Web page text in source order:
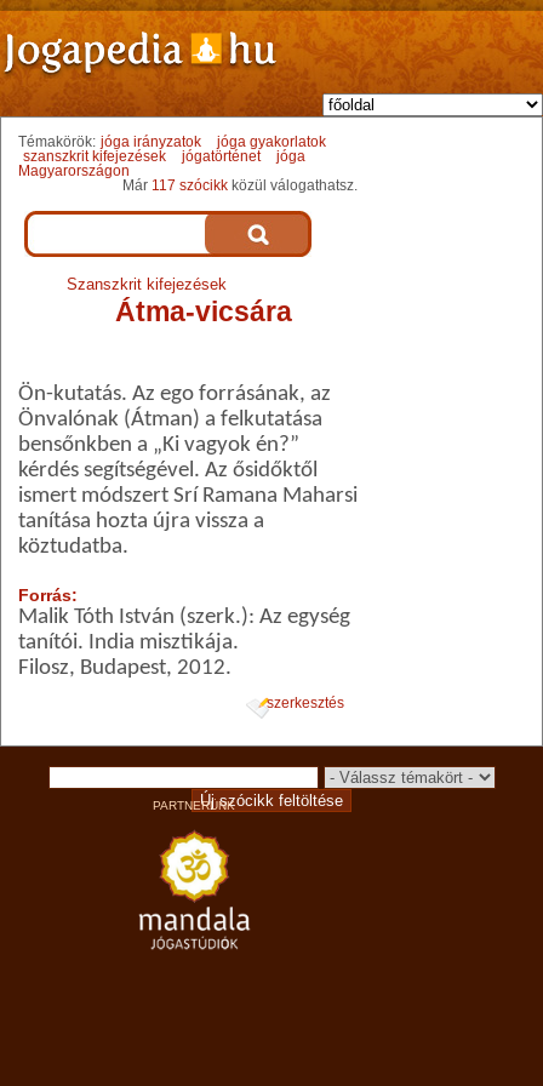
Témakörök: jóga irányzatok
jóga gyakorlatok
szanszkrit kifejezések
jógatörténet
jóga
Magyarországon
Már 117 szócikk közül válogathatsz.
Szanszkrit kifejezések
Átma-vicsára
Ön-kutatás. Az ego forrásának, az
Ön­valónak (Átman) a felkutatása
bensőnkben a „Ki vagyok én?”
kérdés segítségével. Az ősidőktől
ismert módszert Srí Ramana Maharsi
tanítása hozta újra vissza a
köztudatba.
Forrás:
Malik Tóth István (szerk.): Az egység
tanítói. India misztikája.
Filosz, Budapest, 2012.
szerkesztés
PARTNERÜNK